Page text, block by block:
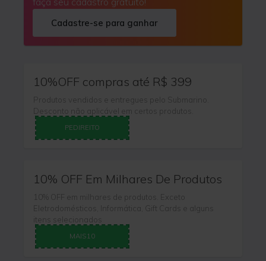
Cadastre-se para ganhar
10%OFF compras até R$ 399
Produtos vendidos e entregues pelo Submarino.
Desconto não aplicável em certos produtos.
PEDIREITO
10% OFF Em Milhares De Produtos
10% OFF em milhares de produtos. Exceto
Eletrodomésticos, Informática, Gift Cards e alguns
itens selecionados
MAIS10